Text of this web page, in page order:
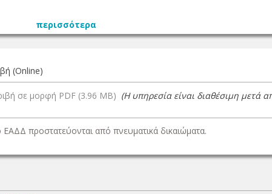
περισσότερα
(Online)
σε μορφή PDF (3.96 MB) (Η υπηρεσία είναι διαθέσιμη μετά
προστατεύονται από πνευματικά δικαιώματα.